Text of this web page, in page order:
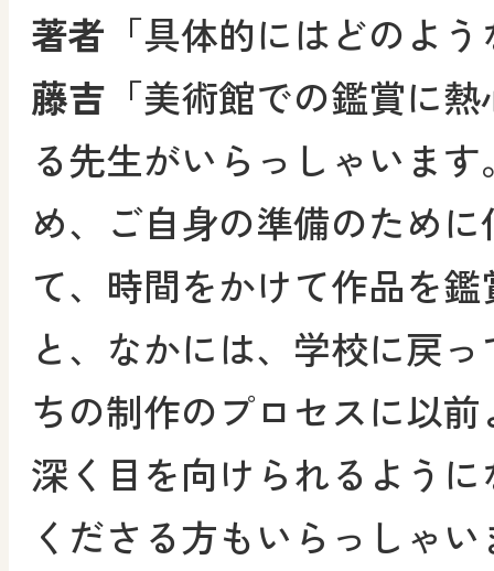
著者 「具体的にはどのよ
藤吉 「美術館での鑑賞に
る先生がいらっしゃいま
め、ご自身の準備のため
て、時間をかけて作品を
と、なかには、学校に戻
ちの制作のプロセスに以
深く目を向けられるよう
くださる方もいらっしゃ